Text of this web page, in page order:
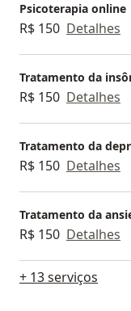
Psicoterapia online
R$ 150 Detalhes
Tratamento da
R$ 150 Detalhes
Tratamento da
R$ 150 Detalhes
Tratamento da
R$ 150 Detalhes
+ 13 serviços